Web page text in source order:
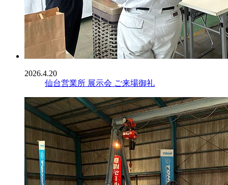
2026.4.20
仙台営業所 展示会 ご来場御礼